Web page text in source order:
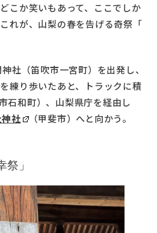
こか笑いもあって、ここでしか
れが、山梨の春を告げる奇祭「
社（笛吹市一宮町）を出発し、
練り歩いたあと、トラックに積
市石和町）、山梨県庁を経由し
社 （甲斐市）へと向かう。
」